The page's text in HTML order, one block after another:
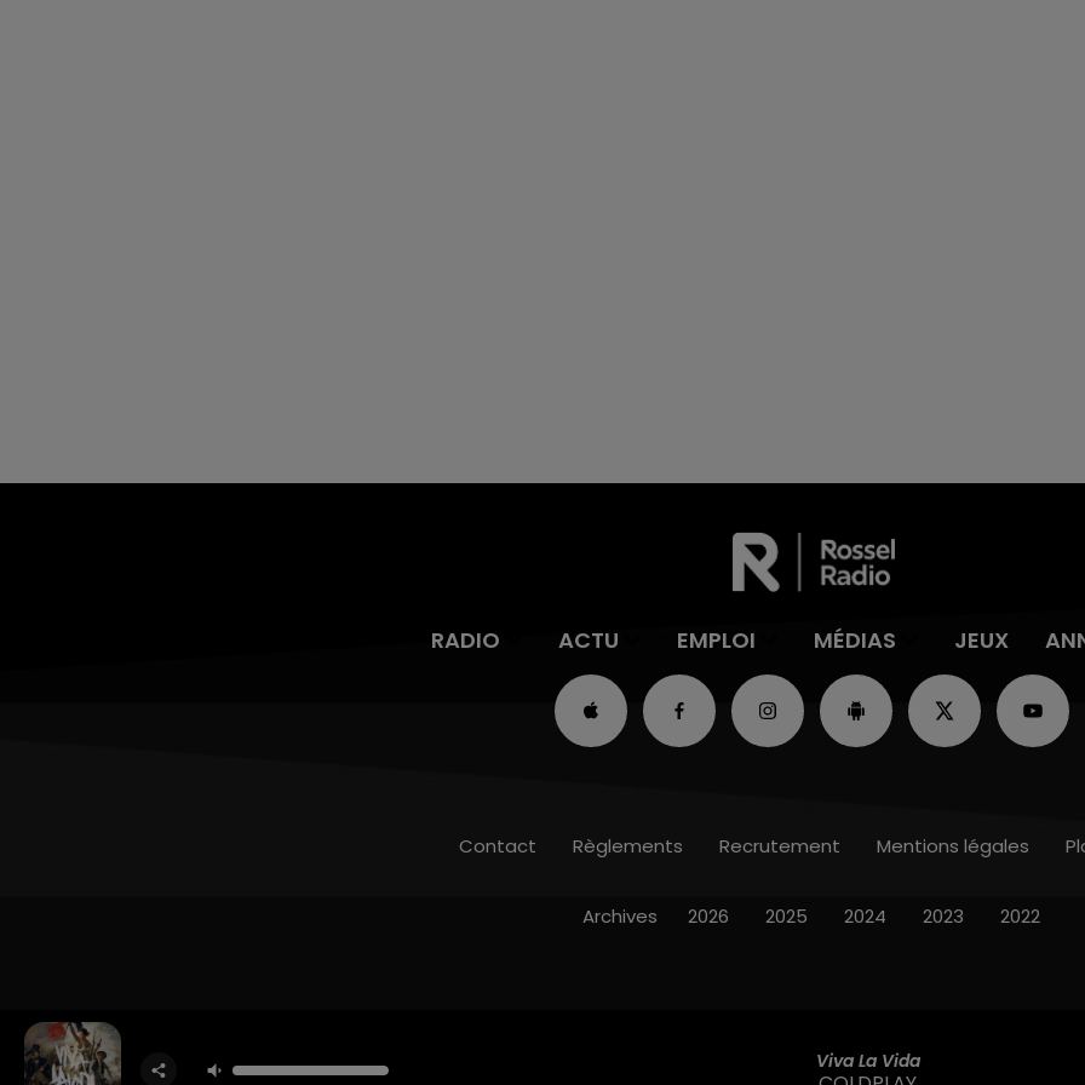
RADIO ACTU EMPLOI MÉDIAS JEUX
Viva La Vida
Contact Règlements Recrutement Mentions légales
Archives 2026 2025 2024 2023 2022